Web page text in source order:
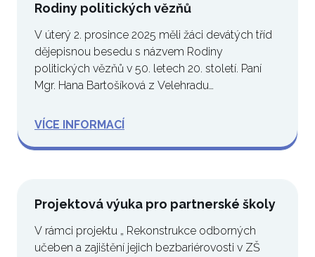
Rodiny politických vězňů
V úterý 2. prosince 2025 měli žáci devátých tříd
dějepisnou besedu s názvem Rodiny
politických vězňů v 50. letech 20. století. Paní
Mgr. Hana Bartošíková z Velehradu…
VÍCE INFORMACÍ
Projektová výuka pro partnerské školy
V rámci projektu „ Rekonstrukce odborných
učeben a zajištění jejich bezbariérovosti v ZŠ